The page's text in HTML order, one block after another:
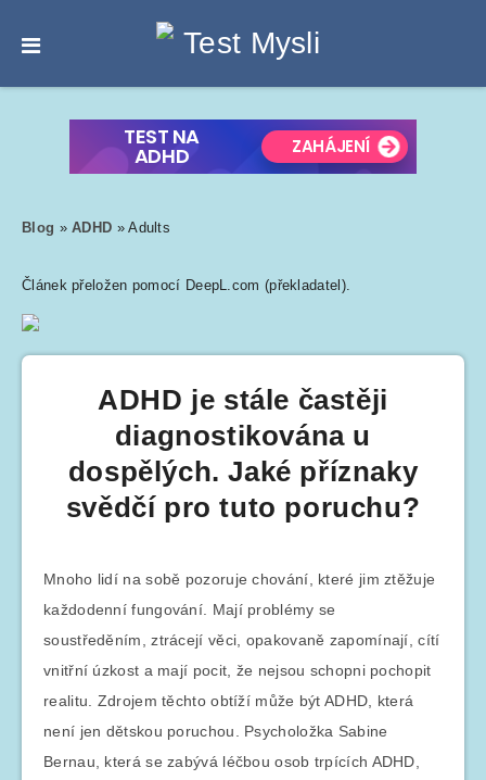
Blog »ADHD »Adults
Článek přeložen pomocí DeepL.com (překladatel).
ADHD je stále častěji
diagnostikována u
dospělých. Jaké příznaky
svědčí pro tuto poruchu?
Mnoho lidí na sobě pozoruje chování, které jim ztěžuje
každodenní fungování. Mají problémy se
soustředěním, ztrácejí věci, opakovaně zapomínají, cítí
vnitřní úzkost a mají pocit, že nejsou schopni pochopit
realitu. Zdrojem těchto obtíží může být ADHD, která
není jen dětskou poruchou. Psycholožka Sabine
Bernau, která se zabývá léčbou osob trpících ADHD,